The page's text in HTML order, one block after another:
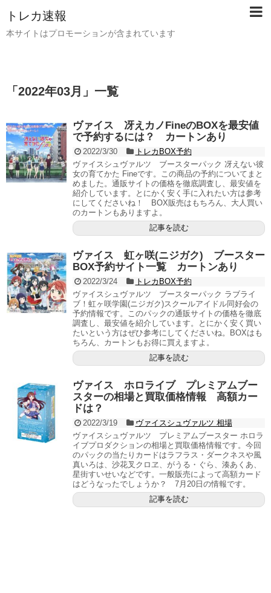
トレカ速報
本サイトはプロモーションが含まれています
「 2022年03月 」 一覧
ヴァイス 冴えカノFineのBOXを最安値
で予約するには？ カートンあり
2022/3/30
トレカBOX予約
ヴァイスシュヴァルツ ブースターパック 冴えない彼
女の育てかた Fineです。この商品の予約についてまと
めました。通販サイトの価格を徹底調査し、最安値を
紹介しています。とにかく安く手に入れたい方は参考
にしてくださいね！ BOX販売はもちろん、大人買い
のカートンもありますよ。
記事を読む
ヴァイス 虹ヶ咲(ニジガク) ブースター
BOX予約サイト一覧 カートンあり
2022/3/24
トレカBOX予約
ヴァイスシュヴァルツ ブースターパック ラブライ
ブ！虹ヶ咲学園(ニジガク)スクールアイドル同好会の
予約情報です。このパックの通販サイトの価格を徹底
調査し、最安値を紹介しています。とにかく安く買い
たいという方はぜひ参考にしてくださいね。BOXはも
ちろん、カートンもお得に買えますよ。
記事を読む
ヴァイス ホロライブ プレミアムブー
スターの相場と買取価格情報 高額カー
ドは？
2022/3/19
ヴァイスシュヴァルツ 相場
ヴァイスシュヴァルツ プレミアムブースター ホロラ
イブプロダクションの相場と買取価格情報です。今回
のパックの当たりカードはラフラス・ダークネスや風
真いろは、沙花叉クロヱ、がうる・ぐら、湊あくあ、
星街すいせいなどです。一般販売によって高額カード
はどうなったでしょうか？ 7月20日の情報です。
記事を読む